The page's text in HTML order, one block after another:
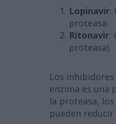
Lopinavir:
proteasa.
Ritonavir:
proteasa).
Los
enzima es una
la proteasa,
pueden